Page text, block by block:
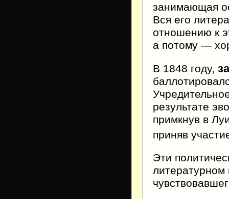
занимающая
Вся его
отношению к
а потому —
В 1848 году,
результате
примкнув в
приняв
Эти